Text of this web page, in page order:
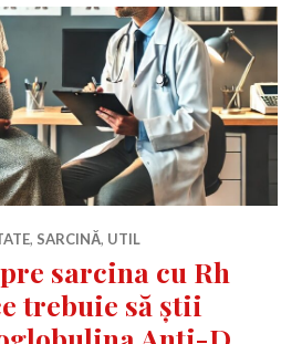
, SARCINĂ, UTIL
sarcina cu Rh
trebuie să știi